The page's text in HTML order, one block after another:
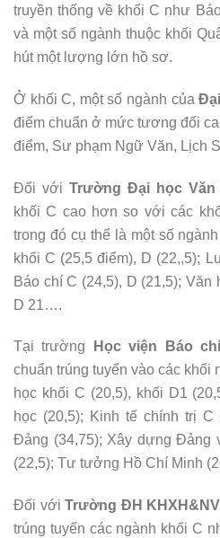
truyền thống về khối C như
và một số ngành thuộc khối
hút một lượng lớn hồ sơ.
Ở khối C, một số ngành của
điểm chuẩn ở mức tương đối
điểm, Sư phạm Ngữ Văn, Lịch
Đối với Trường Đại học Văn
khối C cao hơn so với các
trong đó cụ thể là một số
khối C (25,5 điểm), D (22,,5);
Báo chí C (24,5), D (21,5);
D 21….
Tại trường Học viện Báo
chuẩn trúng tuyển vào các khối
học khối C (20,5), khối D1
học (20,5); Kinh tế chính trị
Đảng (34,75); Xây dựng Đảng
(22,5); Tư tưởng Hồ Chí Minh
Đối với Trường ĐH KHXH&NV
trúng tuyển các ngành khối C